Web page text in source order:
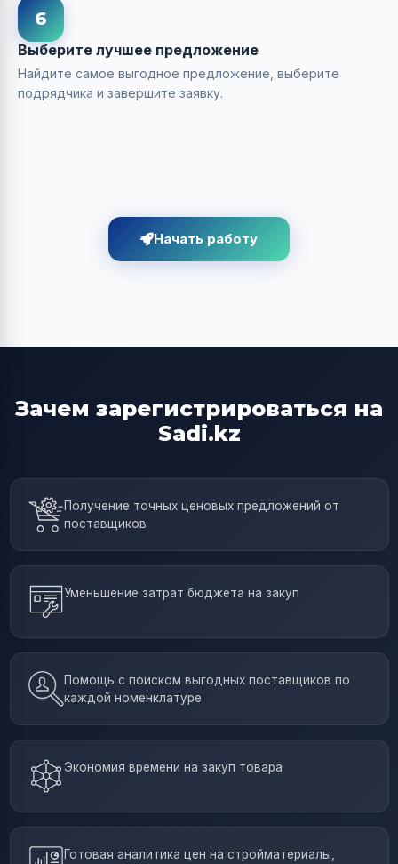
6
Выберите лучшее предложение
Найдите самое выгодное предложение, выберите
подрядчика и завершите заявку.
Начать работу
Зачем зарегистрироваться на
Sadi.kz
Получение точных ценовых предложений от
поставщиков
Уменьшение затрат бюджета на закуп
Помощь с поиском выгодных поставщиков по
каждой номенклатуре
Экономия времени на закуп товара
Готовая аналитика цен на стройматериалы,